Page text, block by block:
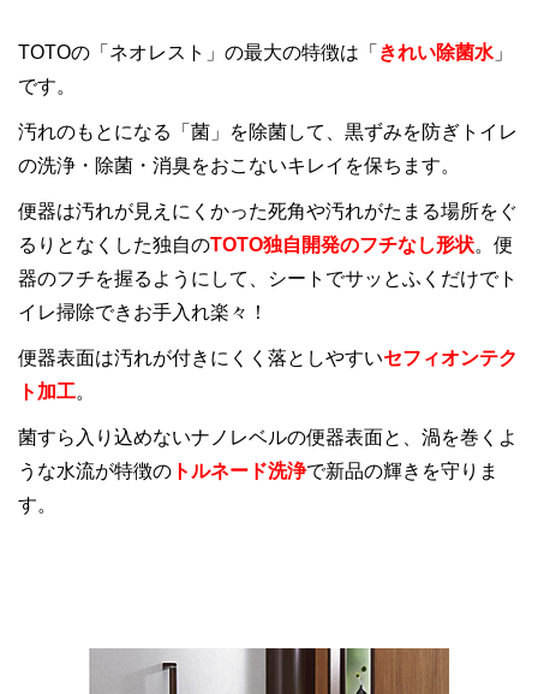
TOTOの「ネオレスト」の最大の特徴は「 きれい除菌水 」
です。
汚れのもとになる「菌」を除菌して、黒ずみを防ぎトイレ
の洗浄・除菌・消臭をおこないキレイを保ちます。
便器は汚れが見えにくかった死角や汚れがたまる場所をぐ
るりとなくした独自のTOTO独自開発のフチなし形状。便
器のフチを握るようにして、シートでサッとふくだけでト
イレ掃除できお手入れ楽々！
便器表面は汚れが付きにくく落としやすいセフィオンテク
ト加工。
菌すら入り込めないナノレベルの便器表面と、渦を巻くよ
うな水流が特徴の トルネード洗浄で新品の輝きを守りま
す。